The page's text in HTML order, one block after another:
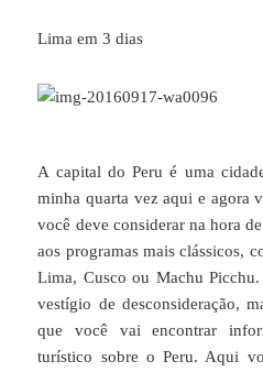
Lima em 3 dias
A capital do Peru é uma
minha quarta vez aqui e agora
você deve considerar na hora
aos programas mais clássicos,
Lima, Cusco ou Machu
vestígio de desconsideração,
que você vai encontrar
turístico sobre o Peru. Aqui